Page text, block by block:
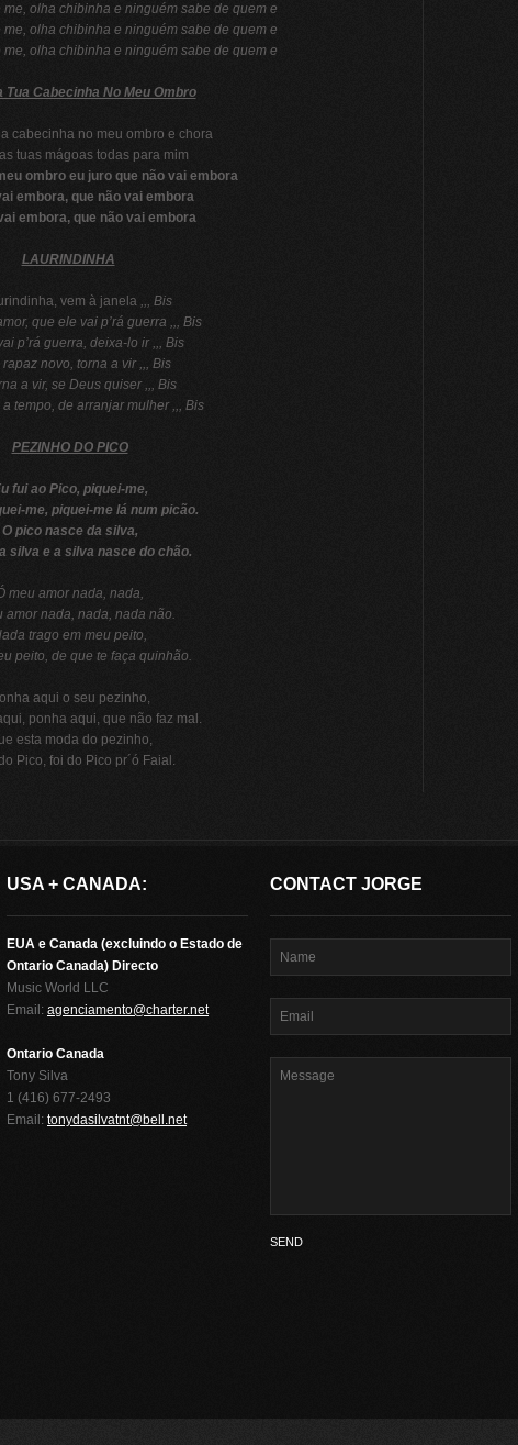
olha chibinha e ninguém sabe de quem e
olha chibinha e ninguém sabe de quem e
olha chibinha e ninguém sabe de quem e
Tua Cabecinha No Meu Ombro
cabecinha no meu ombro e chora
tuas mágoas todas para mim
ombro eu juro que não vai embora
embora, que não vai embora
embora, que não vai embora
LAURINDINHA
vem à janela ,,, Bis
que ele vai p’rá guerra ,,, Bis
p’rá guerra, deixa-lo ir ,,, Bis
rapaz novo, torna a vir ,,, Bis
a vir, se Deus quiser ,,, Bis
tempo, de arranjar mulher ,,, Bis
PEZINHO DO PICO
fui ao Pico, piquei-me,
me, piquei-me lá num picão.
O pico nasce da silva,
silva e a silva nasce do chão.
meu amor nada, nada,
amor nada, nada, nada não.
trago em meu peito,
peito, de que te faça quinhão.
aqui o seu pezinho,
ponha aqui, que não faz mal.
esta moda do pezinho,
Pico, foi do Pico pr´ó Faial.
USA + CANADA:
EUA e Canada (excluindo o Estado de
Ontario Canada) Directo
Music World LLC
Email: agenciamento@charter.net
Ontario Canada
Tony Silva
1 (416) 677-2493
Email: tonydasilvatnt@bell.net
CONTACT JORGE